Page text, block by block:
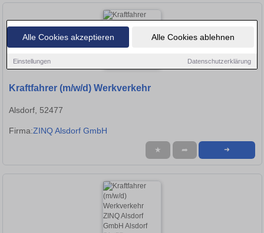
Alle Cookies akzeptieren Alle Cookies ablehnen
Einstellungen Datenschutzerklärung
Kraftfahrer (m/w/d) Werkverkehr
Alsdorf, 52477
Firma:ZINQ Alsdorf GmbH
★ ➦ ➜